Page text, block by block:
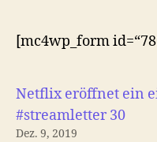
[mc4wp_form
Netflix eröffnet ein
#streamletter 30
Dez. 9, 2019